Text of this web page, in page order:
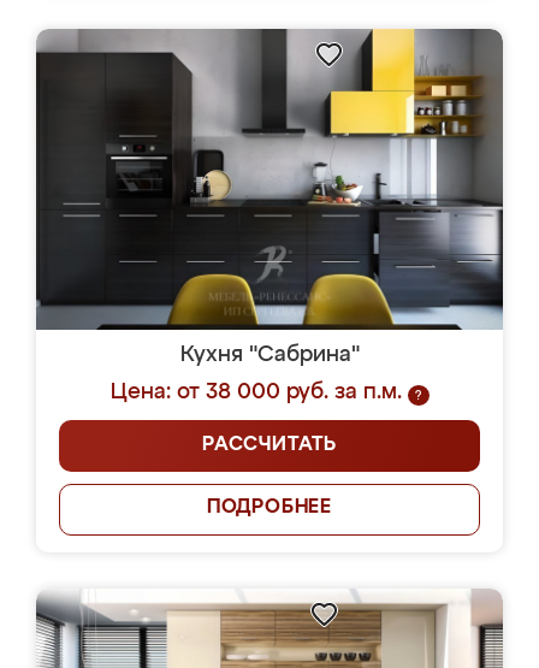
Кухня "Сабрина"
Цена: от 38 000 руб. за п.м.
?
РАССЧИТАТЬ
ПОДРОБНЕЕ